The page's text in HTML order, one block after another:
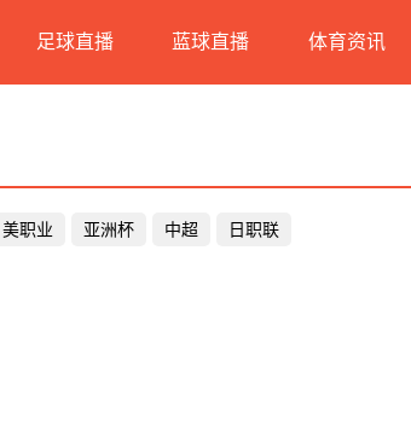
足球直播 蓝球直播 体育资讯
美职业 亚洲杯 中超 日职联